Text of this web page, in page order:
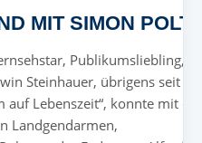
MIT SIMON POLT
Publikumsliebling,
Steinhauer, übrigens seit
auf Lebenszeit“, konnte mit der
Landgendarmen,